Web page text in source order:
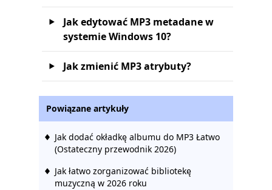
Jak edytować MP3 metadane w
systemie Windows 10?
Jak zmienić MP3 atrybuty?
Powiązane artykuły
Jak dodać okładkę albumu do MP3 Łatwo
(Ostateczny przewodnik 2026)
Jak łatwo zorganizować bibliotekę
muzyczną w 2026 roku